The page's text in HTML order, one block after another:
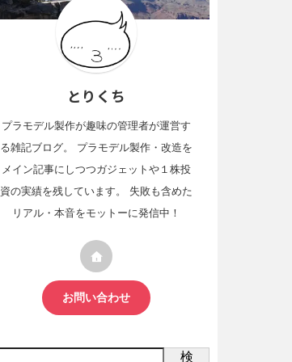
とりくち
プラモデル製作が趣味の管理者が運営す
る雑記ブログ。 プラモデル製作・改造を
メイン記事にしつつガジェットや１株投
資の実績を残しています。 失敗も含めた
リアル・本音をモットーに発信中！
お問い合わせ
検